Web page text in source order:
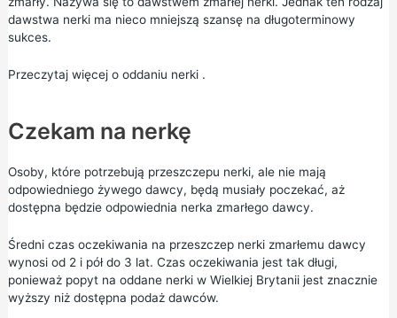
dawstwa nerki ma nieco mniejszą szansę na długoterminowy
sukces.
Przeczytaj więcej o oddaniu nerki.
Czekam na nerkę
Osoby, które potrzebują przeszczepu nerki, ale nie mają
odpowiedniego żywego dawcy, będą musiały poczekać, aż
dostępna będzie odpowiednia nerka zmarłego dawcy.
Średni czas oczekiwania na przeszczep nerki zmarłemu dawcy
wynosi od 2 i pół do 3 lat. Czas oczekiwania jest tak długi,
ponieważ popyt na oddane nerki w Wielkiej Brytanii jest znacznie
wyższy niż dostępna podaż dawców.